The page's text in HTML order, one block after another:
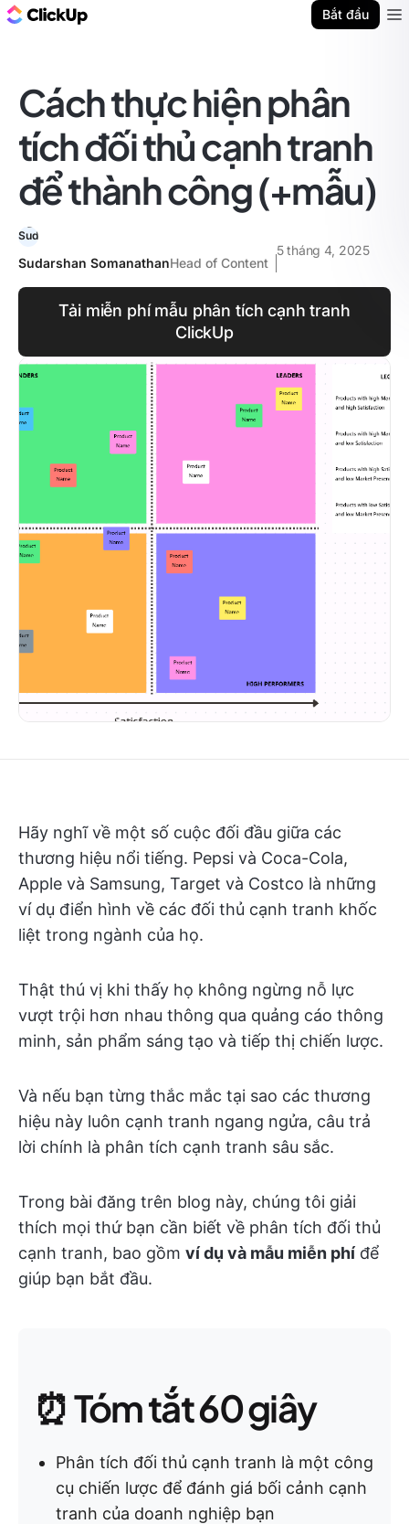
Bắt đầu
Cách thực hiện phân
tích đối thủ cạnh tranh
để thành công (+mẫu)
Sudarshan SomanathanHead of Content
5 tháng 4, 2025
Tải miễn phí mẫu phân tích cạnh tranh
ClickUp
Hãy nghĩ về một số cuộc đối đầu giữa các
thương hiệu nổi tiếng. Pepsi và Coca-Cola,
Apple và Samsung, Target và Costco là những
ví dụ điển hình về các đối thủ cạnh tranh khốc
liệt trong ngành của họ.
Thật thú vị khi thấy họ không ngừng nỗ lực
vượt trội hơn nhau thông qua quảng cáo thông
minh, sản phẩm sáng tạo và tiếp thị chiến lược.
Và nếu bạn từng thắc mắc tại sao các thương
hiệu này luôn cạnh tranh ngang ngửa, câu trả
lời chính là phân tích cạnh tranh sâu sắc.
Trong bài đăng trên blog này, chúng tôi giải
thích mọi thứ bạn cần biết về phân tích đối thủ
cạnh tranh, bao gồm ví dụ và mẫu miễn phí để
giúp bạn bắt đầu.
⏰ Tóm tắt 60 giây
Phân tích đối thủ cạnh tranh là một công
cụ chiến lược để đánh giá bối cảnh cạnh
tranh của doanh nghiệp bạn